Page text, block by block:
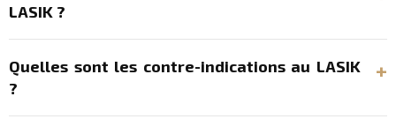
LASIK ?
Quelles sont les contre-indications au LASIK
?